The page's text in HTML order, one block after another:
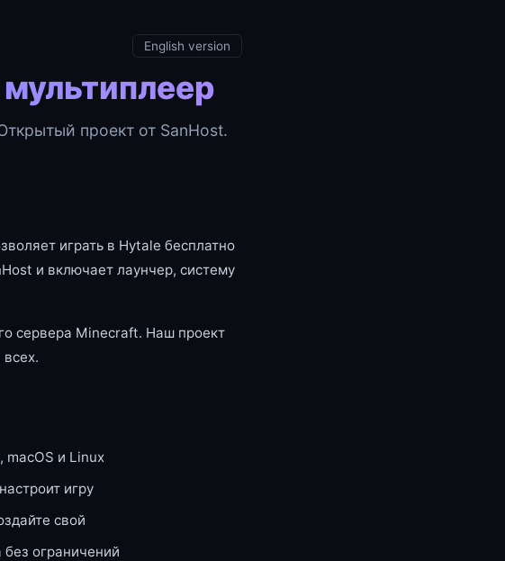
English version
проект от SanHost.
играть в Hytale бесплатно
и включает лаунчер, систему
сервера Minecraft. Наш проект
macOS и Linux
игру
свой
ограничений